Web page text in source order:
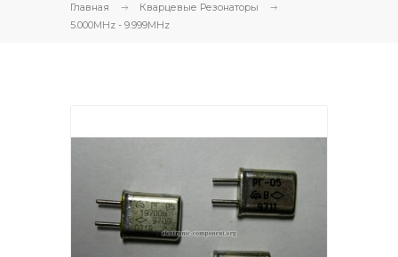
Главная
Кварцевые Резонаторы
5.000MHz - 9.999MHz